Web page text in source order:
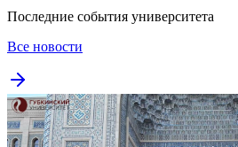
Последние события университета
Все новости